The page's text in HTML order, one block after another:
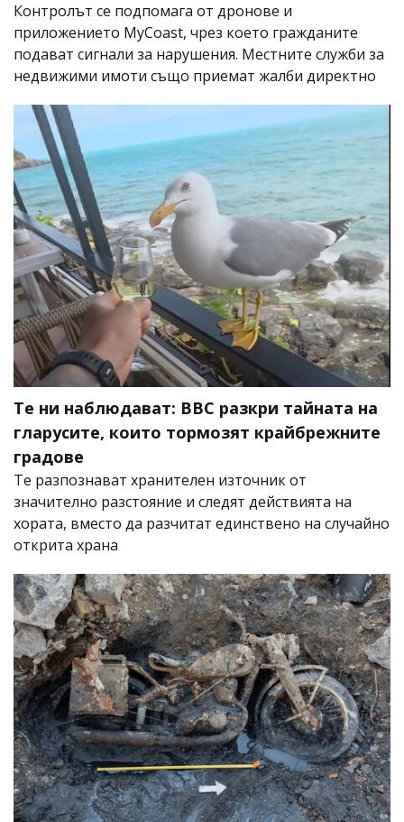
Контролът се подпомага от дронове и
приложението MyCoast, чрез което гражданите
подават сигнали за нарушения. Местните служби за
недвижими имоти също приемат жалби директно
Те ни наблюдават: BBC разкри тайната на
гларусите, които тормозят крайбрежните
градове
Те разпознават хранителен източник от
значително разстояние и следят действията на
хората, вместо да разчитат единствено на случайно
открита храна